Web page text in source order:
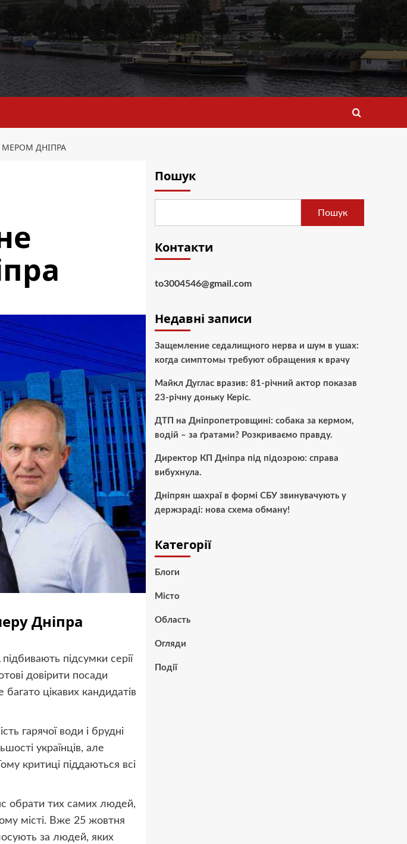
МЕРОМ ДНІПРА
Дніпра
підсумки серії
довірити посади
цікавих кандидатів
гарячої води і брудні
українців, але
критиці піддаються всі
обрати тих самих людей,
місті. Вже 25 жовтня
за людей, яких
Пошук
Пошук
Контакти
to3004546@gmail.com
Недавні записи
Защемление седалищного нерва и шум в ушах:
когда симптомы требуют обращения к врачу
Майкл Дуглас вразив: 81-річний актор показав
23-річну доньку Керіс.
ДТП на Дніпропетровщині: собака за кермом,
водій – за ґратами? Розкриваємо правду.
Директор КП Дніпра під підозрою: справа
вибухнула.
Дніпрян шахраї в формі СБУ звинувачують у
держзраді: нова схема обману!
Категорії
Блоги
Місто
Область
Огляди
Події